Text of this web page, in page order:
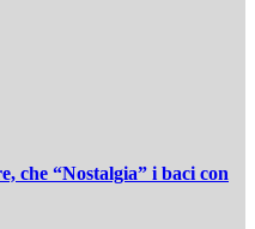
che “Nostalgia” i baci con